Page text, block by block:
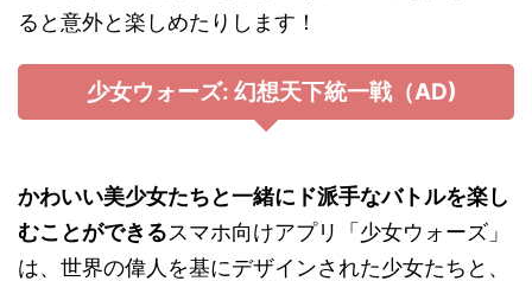
ると意外と楽しめたりします！
少女ウォーズ: 幻想天下統一戦（AD)
かわいい美少女たちと一緒にド派手なバトルを楽し
むことができるスマホ向けアプリ「少女ウォーズ」
は、世界の偉人を基にデザインされた少女たちと、